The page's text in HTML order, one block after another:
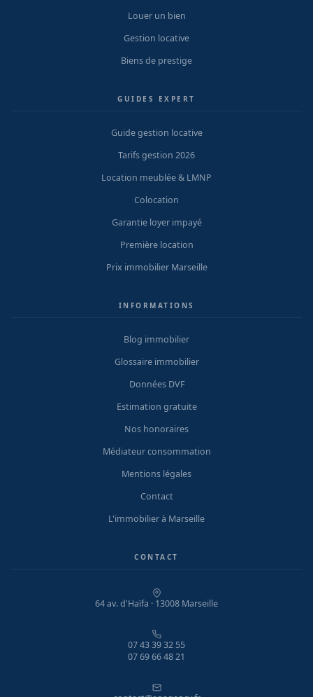
Louer un bien
Gestion locative
Biens de prestige
GUIDES EXPERT
Guide gestion locative
Tarifs gestion 2026
Location meublée & LMNP
Colocation
Garantie loyer impayé
Première location
Prix immobilier Marseille
INFORMATIONS
Blog immobilier
Glossaire immobilier
Données DVF
Estimation gratuite
Nos honoraires
Médiateur consommation
Mentions légales
Contact
L'immobilier à Marseille
CONTACT
64 av. d'Haïfa · 13008 Marseille
07 43 39 32 55
07 69 66 48 21